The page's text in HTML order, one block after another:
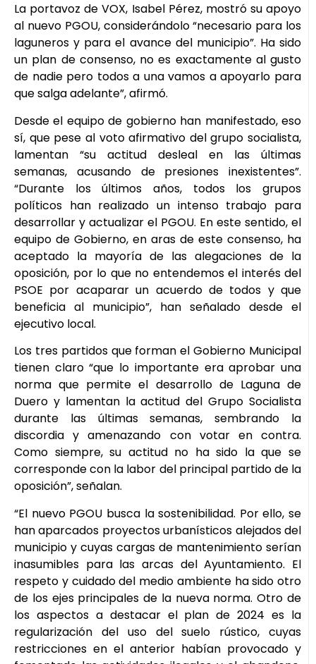
La portavoz de VOX, Isabel Pérez, mostró su apoyo
al nuevo PGOU, considerándolo “necesario para los
laguneros y para el avance del municipio”. Ha sido
un plan de consenso, no es exactamente al gusto
de nadie pero todos a una vamos a apoyarlo para
que salga adelante”, afirmó.
Desde el equipo de gobierno han manifestado, eso
sí, que pese al voto afirmativo del grupo socialista,
lamentan “su actitud desleal en las últimas
semanas, acusando de presiones inexistentes”.
“Durante los últimos años, todos los grupos
políticos han realizado un intenso trabajo para
desarrollar y actualizar el PGOU. En este sentido, el
equipo de Gobierno, en aras de este consenso, ha
aceptado la mayoría de las alegaciones de la
oposición, por lo que no entendemos el interés del
PSOE por acaparar un acuerdo de todos y que
beneficia al municipio”, han señalado desde el
ejecutivo local.
Los tres partidos que forman el Gobierno Municipal
tienen claro “que lo importante era aprobar una
norma que permite el desarrollo de Laguna de
Duero y lamentan la actitud del Grupo Socialista
durante las últimas semanas, sembrando la
discordia y amenazando con votar en contra.
Como siempre, su actitud no ha sido la que se
corresponde con la labor del principal partido de la
oposición”, señalan.
“El nuevo PGOU busca la sostenibilidad. Por ello, se
han aparcados proyectos urbanísticos alejados del
municipio y cuyas cargas de mantenimiento serían
inasumibles para las arcas del Ayuntamiento. El
respeto y cuidado del medio ambiente ha sido otro
de los ejes principales de la nueva norma. Otro de
los aspectos a destacar el plan de 2024 es la
regularización del uso del suelo rústico, cuyas
restricciones en el anterior habían provocado y